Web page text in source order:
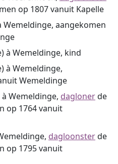
op 1807 vanuit Kapelle
Wemeldinge, aangekomen
à Wemeldinge, kind
à Wemeldinge,
Wemeldinge
à Wemeldinge, daglonerde
op 1764 vanuit
dagloonsterde
op 1795 vanuit